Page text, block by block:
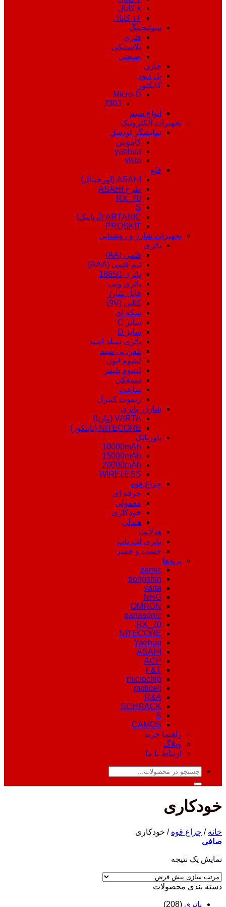
۸ کانال
۱۶ کانال
سوئیچینگ
فلزی
پلاستیکی
صنعتی
خازن
پل دیود
کانکتور
Micro-D
J30J
انواع سیم
تجهیزات الکترونیک
نمایشگر لودسل
کاموس
yaohua
vista
قلع
ASAHI (اورجینال)
طرح ASAHI
RX_70
S
ARTANIC (آرتانیک)
PROSKIT
تجهیزات شارژ و روشنایی
باتری
قلمی (AA)
نیم قلمی (AAA)
باتری 18650
باتری ویپ
قابل شارژ
کتابی (9V)
سکه ای
سایز C
سایز D
باتری سیلد اسید
تلفن بی سیم
لیتیوم ایون
لیتیوم پلیمر
سمعکی
ساعت
ریموت کنترل
شارژر باتری
VARTA (وارتا)
NITECORE (نایتکور)
پاوربانک
10000mAh
15000mAh
20000mAh
WIRELESS
چراغ قوه
حرفه ای
معمولی
خودکاری
هندلی
هدلایت
باتری لپ تاپ
چسب و خمیر
برندها
zemic
bongshin
varta
NHG
OMRON
panasonic
RX_70
NITECORE
Yaohua
ASAHI
ACP
F&T
microchip
molicell
R&A
SCHRACK
S
CAMOS
راهنما خرید
وبلاگ
ارتباط با ما
جستجو
خودکاری
خانه / چراغ قوه / خودکاری
صافی
نمایش یک نتیجه
دسته‌ بندی محصولات
باتری (208)